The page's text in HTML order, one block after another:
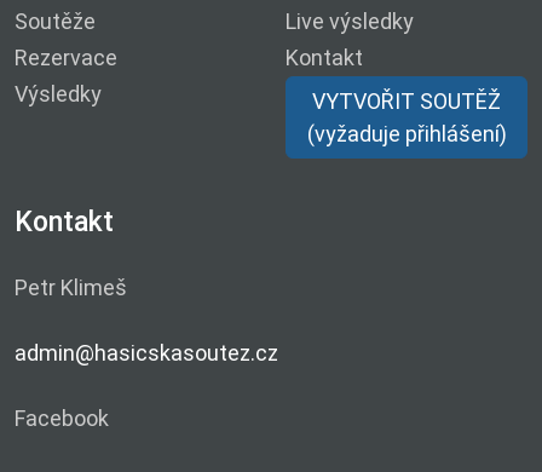
Soutěže
Rezervace
Výsledky
Live výsledky
Kontakt
VYTVOŘIT SOUTĚŽ
(vyžaduje přihlášení)
Kontakt
Petr Klimeš
admin@hasicskasoutez.cz
Facebook